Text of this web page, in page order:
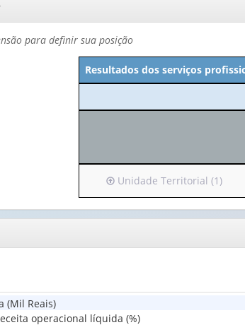
para definir sua posição
Resultados dos serviços
Irá
para
o
cabeçalho
apenas
Territorial
Unidade Territorial (1)
(Mil Reais)
operacional líquida (%)